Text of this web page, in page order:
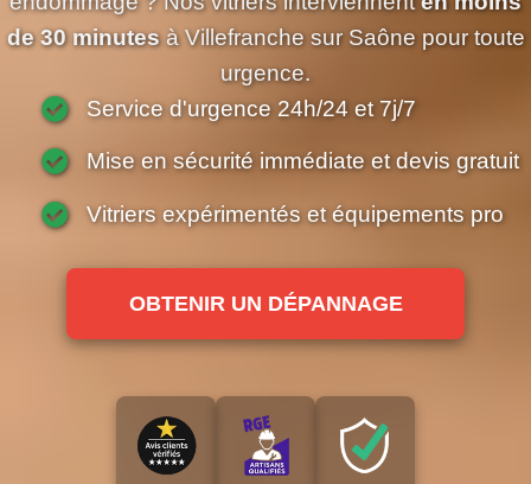
de 30 minutesà Villefranche sur Saône pour toute
urgence.
Service d'urgence 24h/24 et 7j/7
Mise en sécurité immédiate et devis gratuit
Vitriers expérimentés et équipements pro
OBTENIR UN DÉPANNAGE